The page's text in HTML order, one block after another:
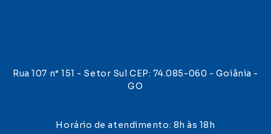
Rua 107 n° 151 - Setor Sul CEP: 74.085-060 - Goiânia -
GO
Horário de atendimento: 8h às 18h